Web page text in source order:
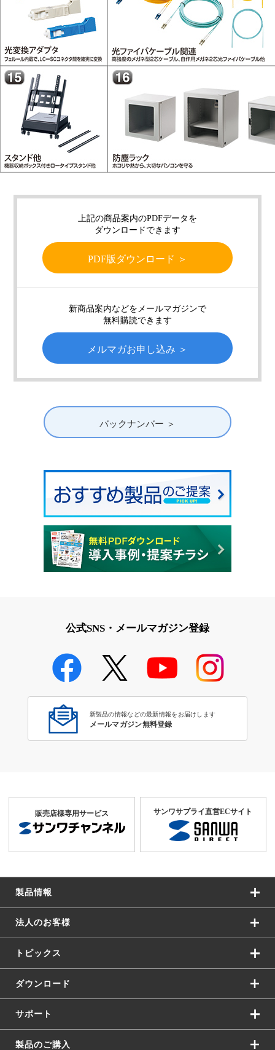
上記の商品案内のPDFデータを
ダウンロードできます
PDF版ダウンロード ＞
新商品案内などをメールマガジンで
無料購読できます
メルマガお申し込み ＞
バックナンバー ＞
公式SNS・メールマガジン登録
新製品の情報などの最新情報をお届けします
メールマガジン無料登録
販売店様専用サービス サンワサプライ直営ECサイト
製品情報
法人のお客様
トピックス
ダウンロード
サポート
製品のご購入